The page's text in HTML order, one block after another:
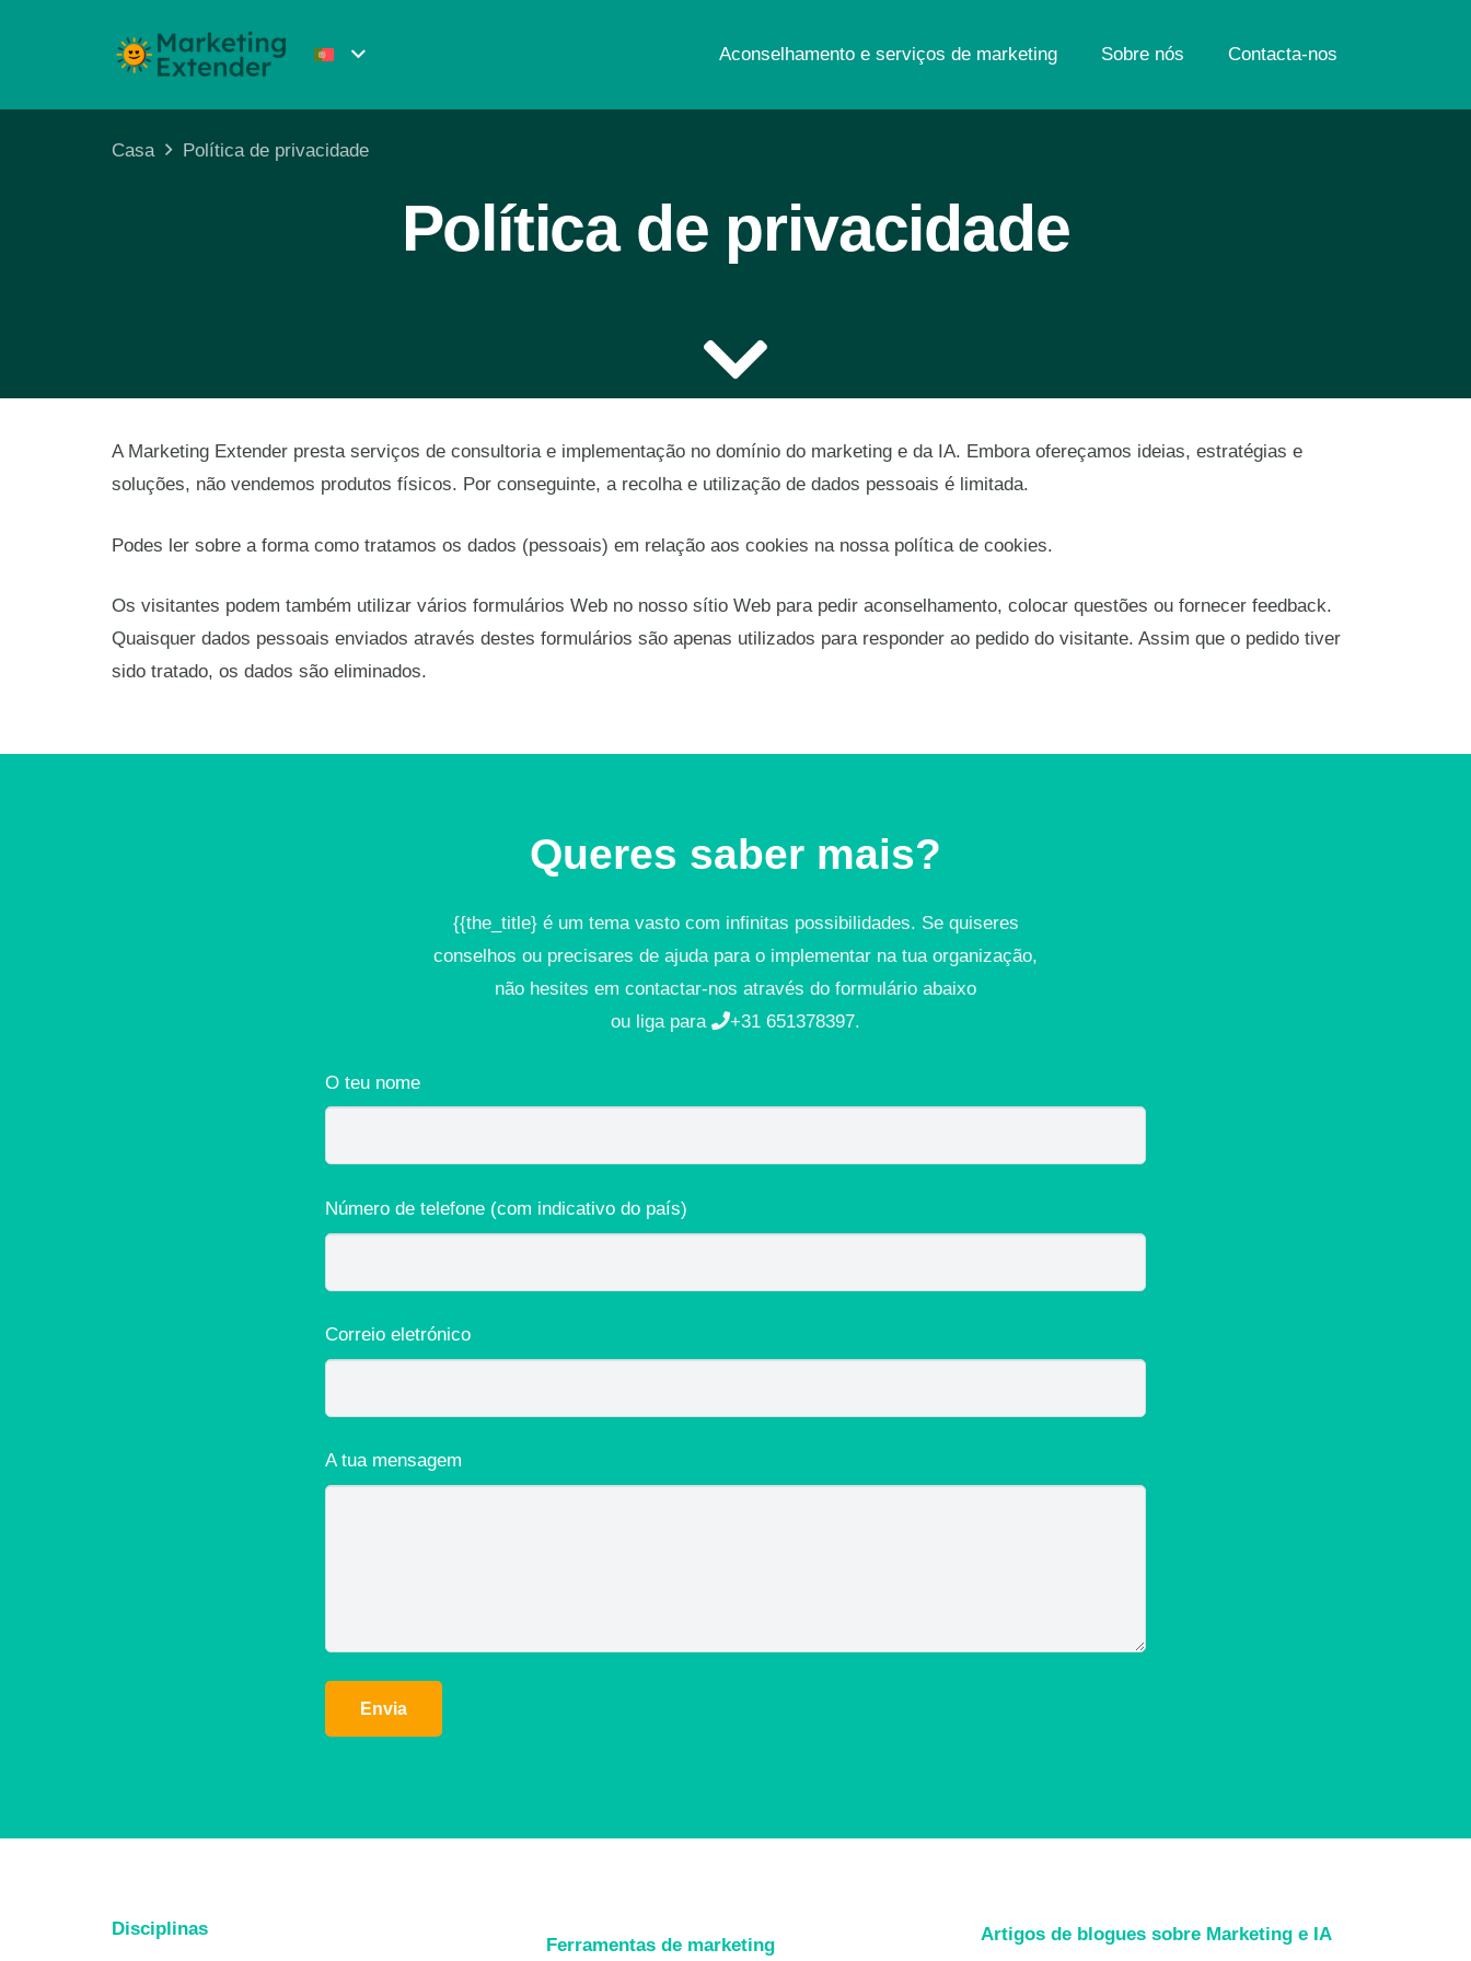
Aconselhamento e serviços de marketing Sobre nós Contacta-nos
Casa Política de privacidade
Política de privacidade
A Marketing Extender presta serviços de consultoria e implementação no domínio do marketing e da IA. Embora ofereçamos ideias, estratégias e
soluções, não vendemos produtos físicos. Por conseguinte, a recolha e utilização de dados pessoais é limitada.
Podes ler sobre a forma como tratamos os dados (pessoais) em relação aos cookies na nossa política de cookies.
Os visitantes podem também utilizar vários formulários Web no nosso sítio Web para pedir aconselhamento, colocar questões ou fornecer feedback.
Quaisquer dados pessoais enviados através destes formulários são apenas utilizados para responder ao pedido do visitante. Assim que o pedido tiver
sido tratado, os dados são eliminados.
Queres saber mais?
{{the_title} é um tema vasto com infinitas possibilidades. Se quiseres
conselhos ou precisares de ajuda para o implementar na tua organização,
não hesites em contactar-nos através do formulário abaixo
ou liga para
+31 651378397.
O teu nome
Número de telefone (com indicativo do país)
Correio eletrónico
A tua mensagem
Disciplinas
Ferramentas de marketing
Artigos de blogues sobre Marketing e IA